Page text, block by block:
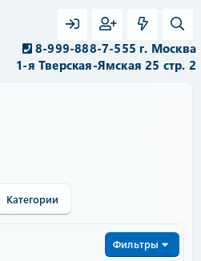
8-999-888-7-555 г. Москва
1-я Тверская-Ямская 25 стр. 2
Категории
Фильтры